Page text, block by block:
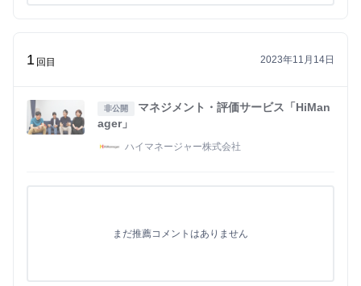
1 回目 2023年11月14日
非公開
マネジメント・評価サービス「HiMan
ager」
ハイマネージャー株式会社
まだ推薦コメントはありません